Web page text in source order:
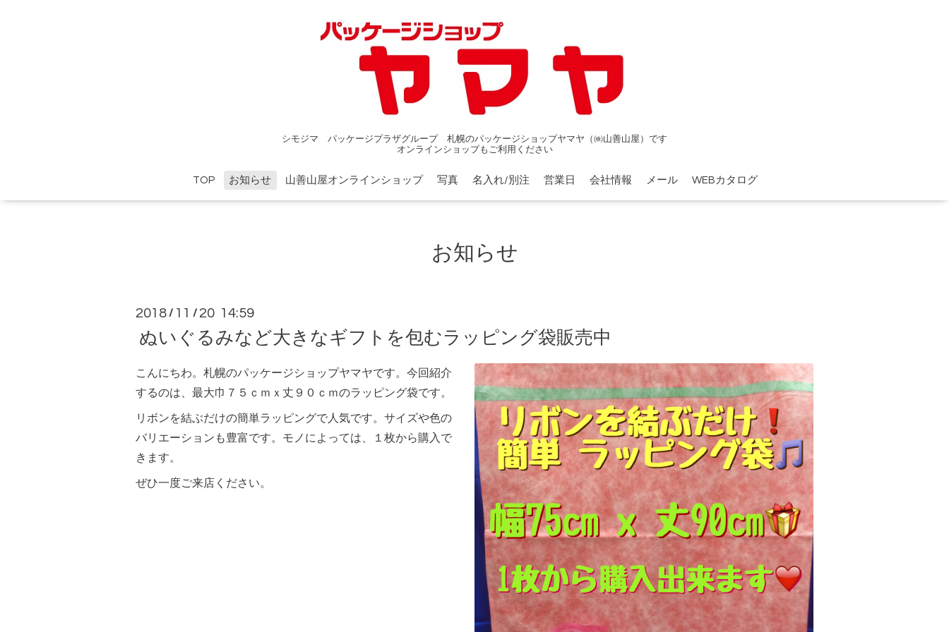
シモジマ パッケージプラザグループ 札幌のパッケージショップヤマヤ（㈱山善山屋）です
オンラインショップもご利用ください
TOP お知らせ 山善山屋オンラインショップ 写真 名入れ/別注 営業日 会社情報 メール WEBカタログ
お知らせ
2018 / 11 / 20 14:59
ぬいぐるみなど大きなギフトを包むラッピング袋販売中
こんにちわ。札幌のパッケージショップヤマヤです。今回紹介
するのは、最大巾７５ｃｍｘ丈９０ｃｍのラッピング袋です。
リボンを結ぶだけの簡単ラッピングで人気です。サイズや色の
バリエーションも豊富です。モノによっては、１枚から購入で
きます。
ぜひ一度ご来店ください。